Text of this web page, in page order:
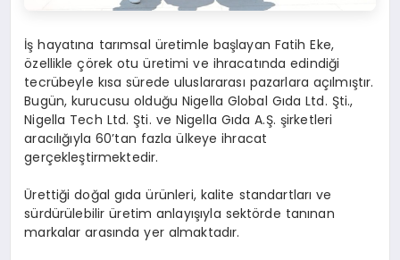
İş hayatına tarımsal üretimle başlayan Fatih Eke,
özellikle çörek otu üretimi ve ihracatında edindiği
tecrübeyle kısa sürede uluslararası pazarlara açılmıştır.
Bugün, kurucusu olduğu Nigella Global Gıda Ltd. Şti.,
Nigella Tech Ltd. Şti. ve Nigella Gıda A.Ş. şirketleri
aracılığıyla 60’tan fazla ülkeye ihracat
gerçekleştirmektedir.
Ürettiği doğal gıda ürünleri, kalite standartları ve
sürdürülebilir üretim anlayışıyla sektörde tanınan
markalar arasında yer almaktadır.